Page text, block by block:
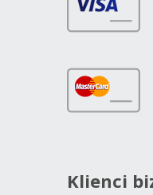
Klienci